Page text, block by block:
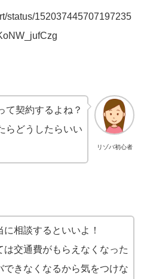
status/152037445707197235
リゾバ初心者
て契約するよね？
らどうしたらいい
相談するといいよ！
は交通費がもらえなくなった
できなくなるから気をつけな